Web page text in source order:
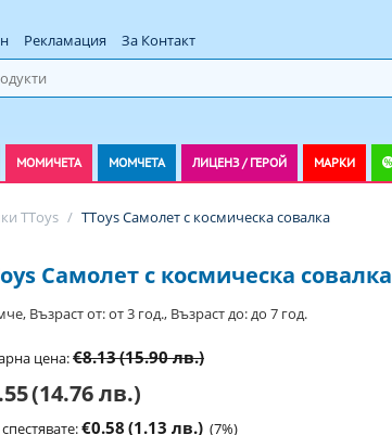
Рекламация За Контакт
МОМИЧЕТА МОМЧЕТА ЛИЦЕНЗ / ГЕРОЙ МАРКИ
TToys / TToys Самолет с космическа совалка
Самолет с космическа совалка
Възраст от: от 3 год., Възраст до: до 7 год.
цена:€8.13(15.90 лв.)
(14.76 лв.)
€0.58 (1.13 лв.) (7%)